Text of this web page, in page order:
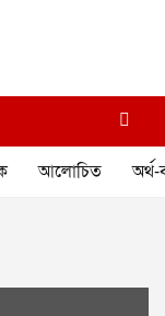
আলোচিত অর্থ-